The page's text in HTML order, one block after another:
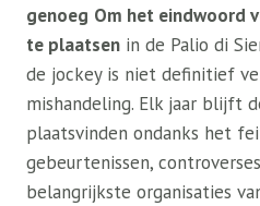
genoeg Om het eindwoord
te plaatsen in de Palio di
de jockey is niet definitief
mishandeling. Elk jaar blijft
plaatsvinden ondanks het
gebeurtenissen,
belangrijkste organisaties